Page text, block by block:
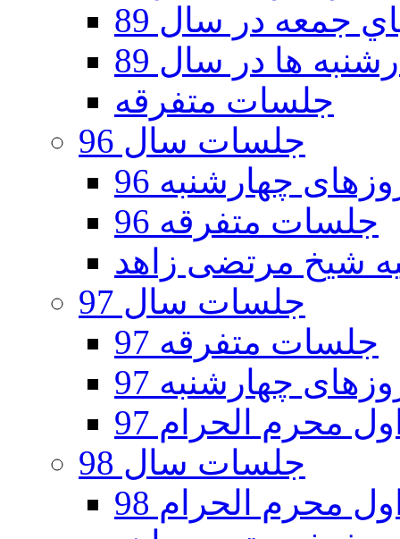
جمعه در سال 89
ها در سال 89
جلسات متفرقه
جلسات سال 96
چهارشنبه 96
جلسات متفرقه 96
جلسات سال 97
جلسات متفرقه 97
چهارشنبه 97
محرم الحرام 97
جلسات سال 98
محرم الحرام 98